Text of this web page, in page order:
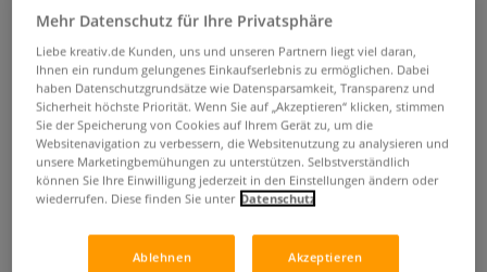
Clairefontaine Paint ON Mix
Media MIX4 Block, 12 Blatt
0 Bewertungen
Mixed-Media Papierblock mit 4 verschiedenen weißen Paint
ON Papieren und 3 Oberflächenstrukturen, 12 Blatt, 250
g/qm.
Mehr
ab
Mehr Datenschutz für Ihre Privatsphäre
Liebe kreativ.de Kunden, uns und unseren Partnern liegt viel daran,
Ihnen ein rundum gelungenes Einkaufserlebnis zu ermöglichen. Dabei
haben Datenschutzgrundsätze wie Datensparsamkeit, Transparenz und
Sicherheit höchste Priorität. Wenn Sie auf „Akzeptieren“ klicken, stimmen
Sie der Speicherung von Cookies auf Ihrem Gerät zu, um die
Websitenavigation zu verbessern, die Websitenutzung zu analysieren und
unsere Marketingbemühungen zu unterstützen. Selbstverständlich
können Sie Ihre Einwilligung jederzeit in den Einstellungen ändern oder
wiederrufen. Diese finden Sie unter Datenschutz
Ablehnen Akzeptieren